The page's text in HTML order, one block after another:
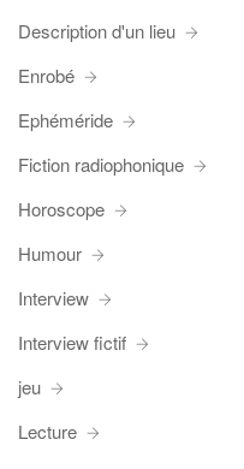
Description d'un lieu
Enrobé
Ephéméride
Fiction radiophonique
Horoscope
Humour
Interview
Interview fictif
jeu
Lecture